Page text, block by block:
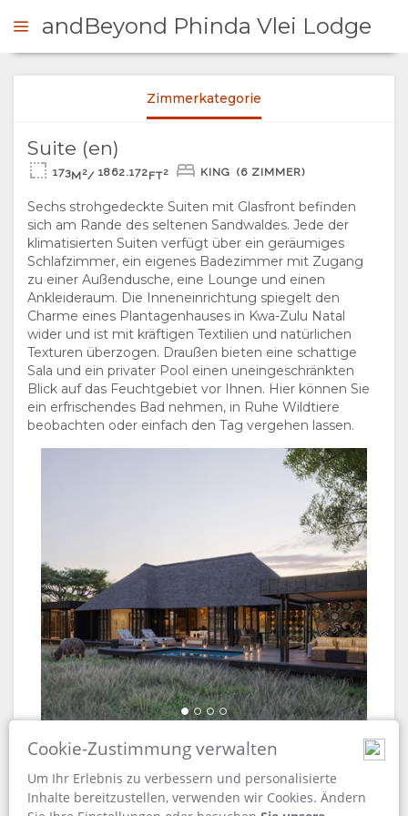
ÜBERSICHT
ÜBER
UNS
WARUM HIER
ÜBERNACHTEN
EINRICHTUNGEN
DOKUMENTE
AUFENTHALT
ZIMMERKATEGORIE
GALERIE
FOTOS
GENIESSEN
WEGBESCHREIBUNGEN
SPRACHE
WECHSELN
SPANISCH
FRANZÖSISCH
andBeyond Phinda Vlei Lodge
Zimmerkategorie
Suite (en)
173M2/ 1862.172FT2 KING (6 ZIMMER)
Sechs strohgedeckte Suiten mit Glasfront befinden
sich am Rande des seltenen Sandwaldes. Jede der
klimatisierten Suiten verfügt über ein geräumiges
Schlafzimmer, ein eigenes Badezimmer mit Zugang
zu einer Außendusche, eine Lounge und einen
Ankleideraum. Die Inneneinrichtung spiegelt den
Charme eines Plantagenhauses in Kwa-Zulu Natal
wider und ist mit kräftigen Textilien und natürlichen
Texturen überzogen. Draußen bieten eine schattige
Sala und ein privater Pool einen uneingeschränkten
Blick auf das Feuchtgebiet vor Ihnen. Hier können Sie
ein erfrischendes Bad nehmen, in Ruhe Wildtiere
beobachten oder einfach den Tag vergehen lassen.
Air Conditioning Bath Towels
Complimentary Wi-Fi
Electrical OutletsEn Suite BathroomFanHairdryer
Hand TowelsMini BarOutside Shower
andBeyond
andBeyond
andBeyond
Cookie-Zustimmung verwalten
Um Ihr Erlebnis zu verbessern und personalisierte
Inhalte bereitzustellen, verwenden wir Cookies. Ändern